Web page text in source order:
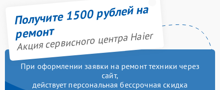
Получите 1500 рублей на
ремонт
Акция сервисного центра Haier
При оформлении заявки на ремонт техники через
сайт,
действует персональная бессрочная скидка